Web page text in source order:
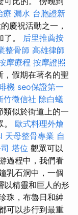
療 漏水 台胞證新
慶祝活動之一，
。 后里推薦按
整骨師 高雄律師
摩療程 按摩證照
，假期在著名的聖
機 seo保證第一
竹徵信社 除白蟻
類似於街道上的一
歐式料理外燴
天母整骨專業 自
塔位 觀眾可以
過程中，我們看
乳石洞中，一個
以精靈和巨人的形
珠，布魯日和紳
可以步行到最重